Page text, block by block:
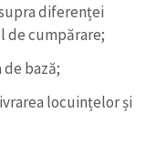
diferenței
de cumpărare;
bază;
locuințelor și